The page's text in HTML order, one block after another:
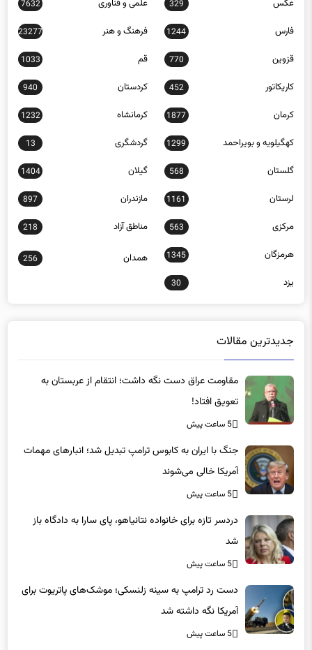
عکس 329 علمی و فناوری 7632
فارس 1244 فرهنگ و هنر 23277
قزوین 770 قم 1033
کاریکاتور 452 کردستان 940
کرمان 1877 کرمانشاه 1232
کهگیلویه و بویراحمد 1299 گردشگری 13
گلستان 568 گیلان 1404
لرستان 1161 مازندران 897
مرکزی 563 مناطق آزاد 218
هرمزگان 1345 همدان 256
یزد 30
جدیدترین مقالات
مقاومت عراق دست نگه داشت؛ انتقام از عربستان به
تعویق افتاد!
5 ساعت پیش
جنگ با ایران به کابوس ترامپ تبدیل شد؛ انبارهای مهمات
آمریکا خالی می‌شوند
5 ساعت پیش
دردسر تازه برای خانواده نتانیاهو، پای سارا به دادگاه باز
شد
5 ساعت پیش
دست رد ترامپ به سینه زلنسکی؛ موشک‌های پاتریوت برای
آمریکا نگه داشته شد
5 ساعت پیش